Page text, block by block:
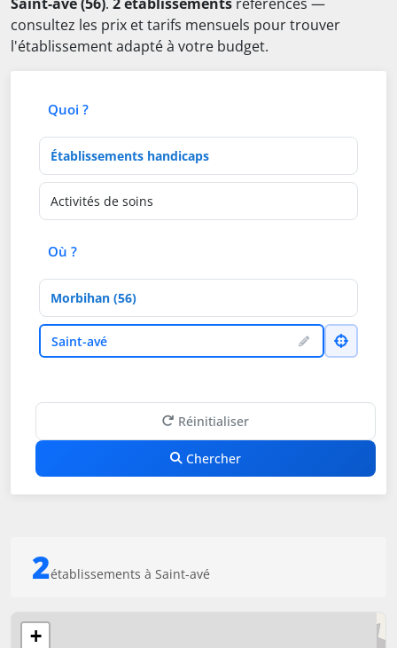
consultez les prix et tarifs mensuels pour trouver
l'établissement adapté à votre budget.
Quoi ?
Type d'établissement
Activités de soins
Où ?
Département
VilleSaint-avé
Réinitialiser
Chercher
2établissements à Saint-avé
+